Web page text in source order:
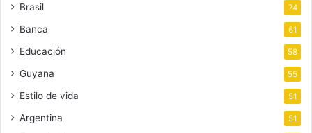
Brasil 74
Banca 61
Educación 58
Guyana 55
Estilo de vida 51
Argentina 51